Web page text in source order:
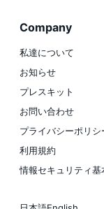
Company
私達について
お知らせ
プレスキット
お問い合わせ
プライバシーポリシ
利用規約
情報セキュリティ基